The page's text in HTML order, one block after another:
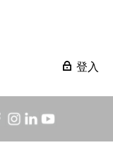
登入